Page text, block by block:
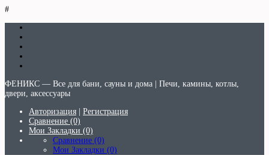
#
ФЕНИКС — Все для бани, сауны и дома | Печи, камины, котлы,
двери, аксессуары
Авторизация
Регистрация
Сравнение (0)
Мои Закладки (0)
Сравнение (0)
Мои Закладки (0)